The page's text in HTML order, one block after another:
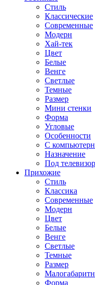
Стиль
Классические
Современные
Модерн
Хай-тек
Цвет
Белые
Венге
Светлые
Темные
Размер
Мини стенки
Форма
Угловые
Особенности
С
Назначение
Под телевизор
Прихожие
Стиль
Классика
Современные
Модерн
Цвет
Белые
Венге
Светлые
Темные
Размер
Форма